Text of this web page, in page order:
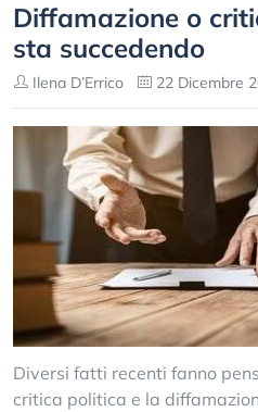
Diffamazione o
sta succedendo
Ilena D’Errico 22 Dicembre
Diversi fatti recenti fanno
critica politica e la